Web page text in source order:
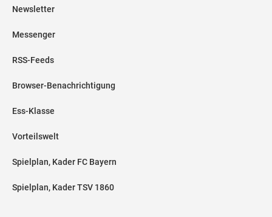
Newsletter
Messenger
RSS-Feeds
Browser-Benachrichtigung
Ess-Klasse
Vorteilswelt
Spielplan, Kader FC Bayern
Spielplan, Kader TSV 1860